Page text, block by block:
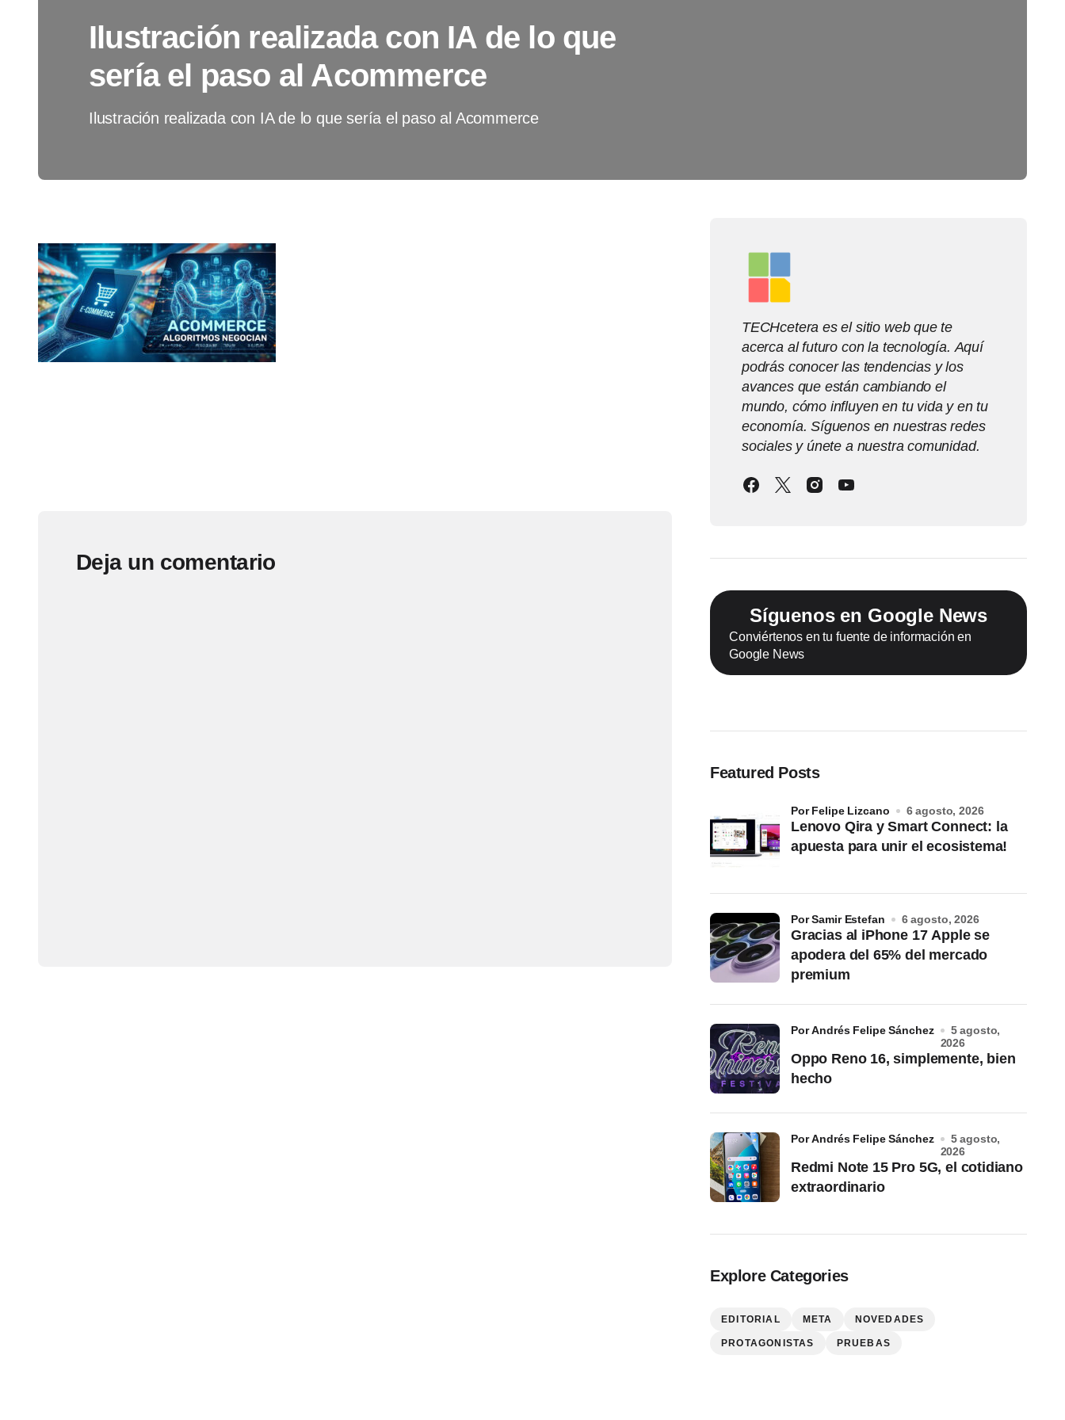
Ilustración realizada con IA de lo que
sería el paso al Acommerce
Ilustración realizada con IA de lo que sería el paso al Acommerce
Deja un comentario
TECHcetera es el sitio web que te
acerca al futuro con la tecnología. Aquí
podrás conocer las tendencias y los
avances que están cambiando el
mundo, cómo influyen en tu vida y en tu
economía. Síguenos en nuestras redes
sociales y únete a nuestra comunidad.
Síguenos en Google News
Conviértenos en tu fuente de información en
Google News
Featured Posts
Lenovo Qira y Smart Connect: la
apuesta para unir el ecosistema!
por Felipe Lizcano 6 agosto, 2026
Gracias al iPhone 17 Apple se
apodera del 65% del mercado
premium
por Samir Estefan 6 agosto, 2026
Oppo Reno 16, simplemente, bien
hecho
por Andrés Felipe Sánchez
5 agosto,
2026
Redmi Note 15 Pro 5G, el cotidiano
extraordinario
por Andrés Felipe Sánchez
5 agosto,
2026
Explore Categories
EDITORIAL META NOVEDADES
PROTAGONISTAS PRUEBAS